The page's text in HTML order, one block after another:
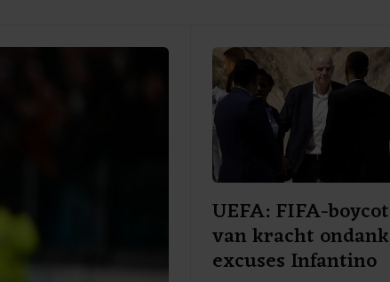
UEFA: FIFA-
van kracht
excuses Infantino